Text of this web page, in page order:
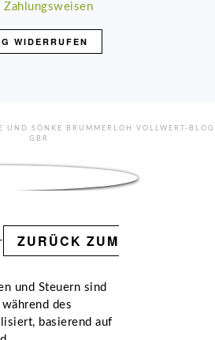
Zahlungsweisen
WIDERRUFEN
SÖNKE BRUMMERLOH VOLLWERT-BLOG
GBR
ZURÜCK ZUM
und Steuern sind
des
basierend auf